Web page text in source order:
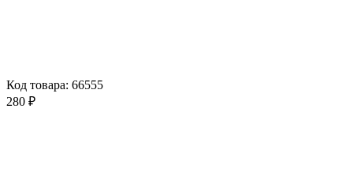
Код товара: 66555
280 ₽